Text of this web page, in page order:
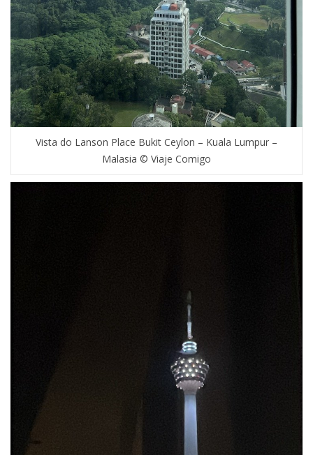
Vista do Lanson Place Bukit Ceylon – Kuala Lumpur –
Malasia © Viaje Comigo